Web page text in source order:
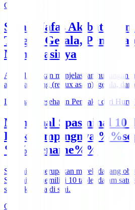
Obat
Sesak Nafas Akibat
Tinggi: Gejala,
Mengatasinya
Artikel ini akan menjelaskan hubungan
asam lambung (reflux asam), gejala, dan
Informasi Kesehatan Penyakit dari
Mengenal Spasminal 10
Efek Sampingnya
%%sitename%%
Spasminal merupakan merek dagang
Spasminal memiliki 10 tablet dalam satu
selengkapnya di sini.
Obat